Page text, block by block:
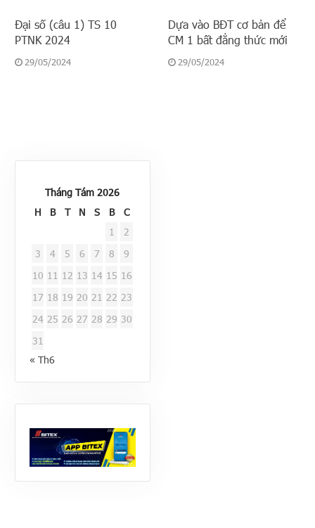
Đại số (câu 1) TS 10
PTNK 2024
29/05/2024
Dựa vào BĐT cơ bản để
CM 1 bất đẳng thức mới
29/05/2024
Tháng Tám 2026
H
B T N S B
C
1
2
3
4 5 6 7 8
9
10 11 12 13 14 15 16
17 18 19 20 21 22 23
24 25 26 27 28 29 30
31
« Th6